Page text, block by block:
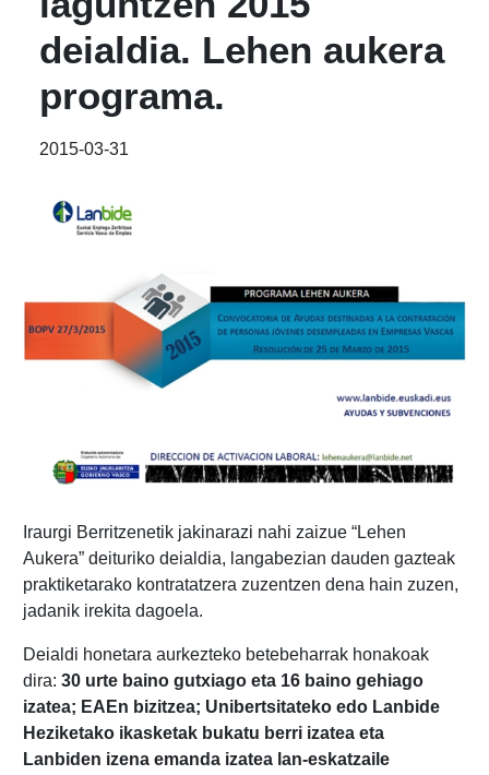
deialdia. Lehen aukera
programa.
2015-03-31
Iraurgi Berritzenetik jakinarazi nahi zaizue “Lehen
Aukera” deituriko deialdia, langabezian dauden gazteak
praktiketarako kontratatzera zuzentzen dena hain zuzen,
jadanik irekita dagoela.
Deialdi honetara aurkezteko betebeharrak honakoak
dira: 30 urte baino gutxiago eta 16 baino gehiago
izatea; EAEn bizitzea; Unibertsitateko edo Lanbide
Heziketako ikasketak bukatu berri izatea eta
Lanbiden izena emanda izatea lan-eskatzaile